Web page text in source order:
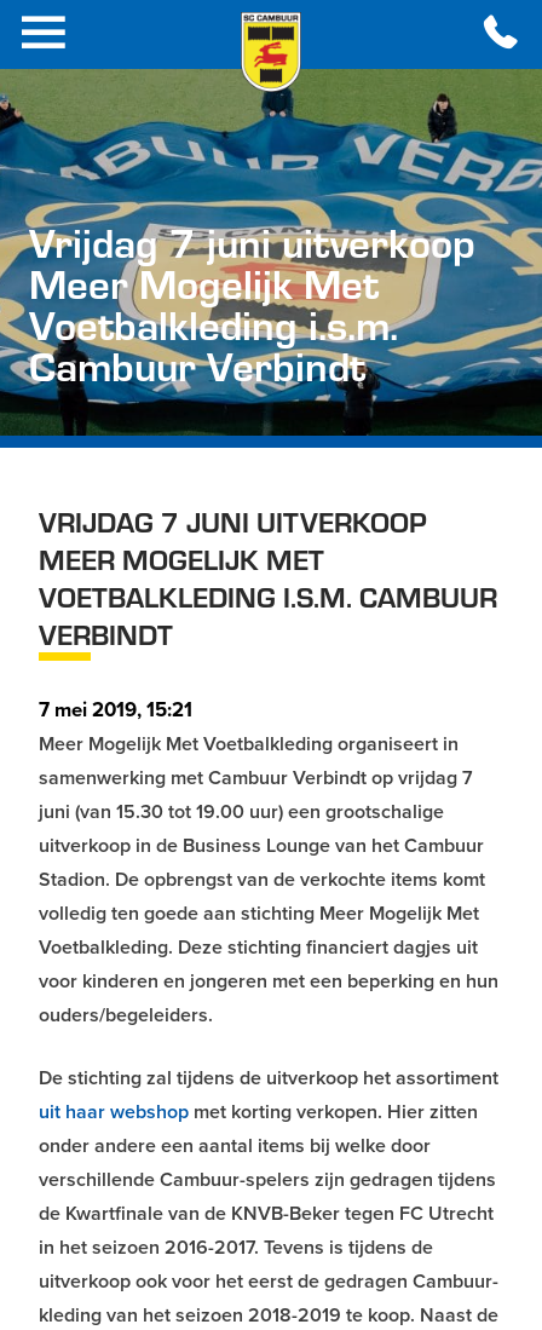
Vrijdag 7 juni uitverkoop
Meer Mogelijk Met
Voetbalkleding i.s.m.
Cambuur Verbindt
VRIJDAG 7 JUNI UITVERKOOP
MEER MOGELIJK MET
VOETBALKLEDING I.S.M. CAMBUUR
VERBINDT
7 mei 2019, 15:21
Meer Mogelijk Met Voetbalkleding organiseert in
samenwerking met Cambuur Verbindt op vrijdag 7
juni (van 15.30 tot 19.00 uur) een grootschalige
uitverkoop in de Business Lounge van het Cambuur
Stadion. De opbrengst van de verkochte items komt
volledig ten goede aan stichting Meer Mogelijk Met
Voetbalkleding. Deze stichting financiert dagjes uit
voor kinderen en jongeren met een beperking en hun
ouders/begeleiders.
De stichting zal tijdens de uitverkoop het assortiment
uit haar webshop met korting verkopen. Hier zitten
onder andere een aantal items bij welke door
verschillende Cambuur-spelers zijn gedragen tijdens
de Kwartfinale van de KNVB-Beker tegen FC Utrecht
in het seizoen 2016-2017. Tevens is tijdens de
uitverkoop ook voor het eerst de gedragen Cambuur-
kleding van het seizoen 2018-2019 te koop. Naast de